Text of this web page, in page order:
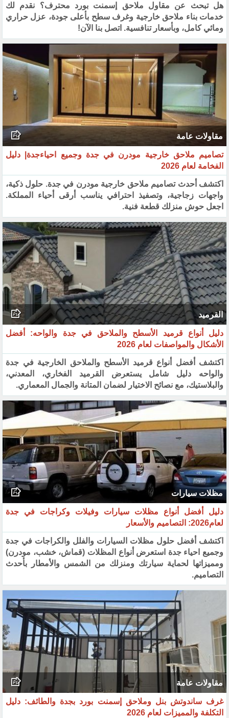
هل تبحث عن مقاول ملاحق إسمنت بورد محترف؟ نقدم لك
خدمات بناء ملاحق خارجية وغرف سطح بأعلى جودة، عزل حراري
ومائي كامل، وبأسعار تنافسية. اتصل بنا الآن!
مقاولات عامة
تصاميم ملاحق خارجية مودرن في جدة وجميع احياءجدة| دليل
الفخامة لعام 2026
اكتشف أحدث تصاميم ملاحق خارجية مودرن في جدة. حلول ذكية،
واجهات زجاجية، وتصفيذ احترافي يناسب أرقى أحياء المملكة.
اجعل حوش منزلك قطعة فنية.
القرميد
دليل أنواع قرميد الأسطح والملاحق في جدة والواحه: أفضل
الأشكال والمواصفات لعام 2026
اكتشف أفضل أنواع قرميد الأسطح والملاحق الخارجية في جدة
والواحه دليل شامل يستعرض القرميد الفخاري، المعدني،
والبلاستيك، مع نصائح الاختيار لضمان المتانة والجمال المعماري.
مظلات سيارات
دليل أفضل أنواع مظلات سيارات وفيلات وكراجات في جدة
لعام2026: التصاميم والأسعار
اكتشف أفضل حلول مظلات السيارات والفلل والكراجات في جدة
وجميع احياء جدة استعرض أنواع المظلات (قماش، خشب، مودرن)
ومميزاتها لحماية سيارتك ومنزلك من الشمس والأمطار بأحدث
التصاميم.
مقاولات عامة
غرف ساندوتش بنل وملاحق إسمنت بورد بجدة والطائف: دليل
التكلفة والمميزات لعام 2026